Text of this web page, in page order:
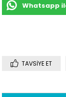
Whatsapp
TAVSIYE ET